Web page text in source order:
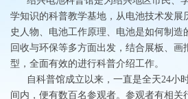
学知识的科普教学基地，从电池技术发展
史人物、电池工作原理、电池是如何制造
回收与环保等多方面出发，结合展板、画
型，全面有效的进行科普介绍工作。
自科普馆成立以来，一直是全天24小
间内，便有数百名参观者。参观者有相关